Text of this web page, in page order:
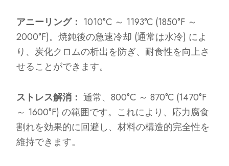
アニーリング： 1010°C ～ 1193°C (1850°F ～
2000°F)。焼鈍後の急速冷却 (通常は水冷) によ
り、炭化クロムの析出を防ぎ、耐食性を向上さ
せることができます。
ストレス解消：通常、800°C ～ 870°C (1470°F
～ 1600°F) の範囲です。これにより、応力腐食
割れを効果的に回避し、材料の構造的完全性を
維持できます。